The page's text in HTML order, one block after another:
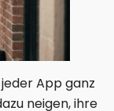
App ganz
neigen, ihre